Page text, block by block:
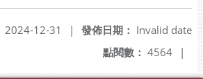
發佈日期： Invalid date
2024-12-31
|
點閱數： 4564 |